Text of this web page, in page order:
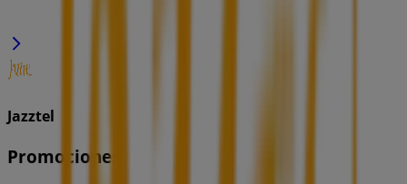
Jazztel
Promociones